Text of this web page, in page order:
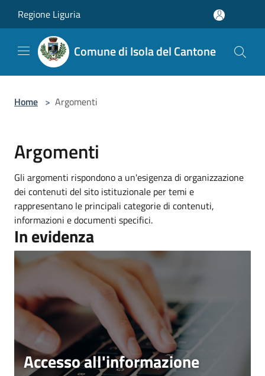
Regione Liguria
Comune di Isola del Cantone
Home > Argomenti
Argomenti
Gli argomenti rispondono a un'esigenza di organizzazione
dei contenuti del sito istituzionale per temi e
rappresentano le principali categorie di contenuti,
informazioni e documenti specifici.
In evidenza
Accesso all'informazione